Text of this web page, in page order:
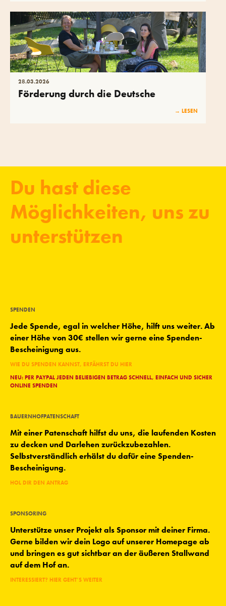
28.03.2026
Förderung durch die Deutsche
→ LESEN
Du hast diese
Möglichkeiten, uns zu
unterstützen
SPENDEN
Jede Spende, egal in welcher Höhe, hilft uns weiter. Ab
einer Höhe von 30€ stellen wir gerne eine Spenden-
Bescheinigung aus.
WIE DU SPENDEN KANNST, ERFÄHRST DU HIER
NEU: PER PAYPAL JEDEN BELIEBIGEN BETRAG SCHNELL, EINFACH UND SICHER
ONLINE SPENDEN
BAUERNHOFPATENSCHAFT
Mit einer Patenschaft hilfst du uns, die laufenden Kosten
zu decken und Darlehen zurückzubezahlen.
Selbstverständlich erhälst du dafür eine Spenden-
Bescheinigung.
HOL DIR DEN ANTRAG
SPONSORING
Unterstütze unser Projekt als Sponsor mit deiner Firma.
Gerne bilden wir dein Logo auf unserer Homepage ab
und bringen es gut sichtbar an der äußeren Stallwand
auf dem Hof an.
INTERESSIERT? HIER GEHT’S WEITER